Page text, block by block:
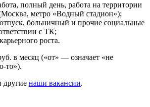
полный день, работа на территории
метро «Водный стадион»);
больничный и прочие социальные
с ТК;
роста.
в месяц («от» — означает «не
то»).
другие наши вакансии.